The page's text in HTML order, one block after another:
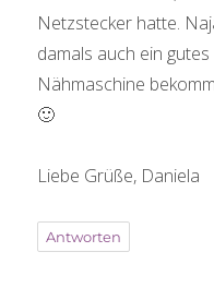
Netzstecker hatte.
damals auch ein
Nähmaschine
🙂
Liebe Grüße, Daniela
Antworten